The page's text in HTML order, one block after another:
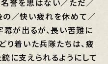
誉を思はない／ただ／
／快い疲れを休めて／
幕が出るが、長い苦難に
り着いた兵隊たちは、疲
に支えられるようにして